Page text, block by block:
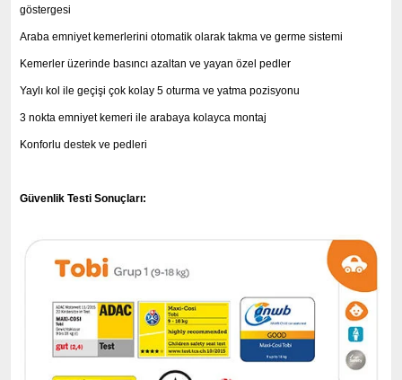
göstergesi
Araba emniyet kemerlerini otomatik olarak takma ve germe sistemi
Kemerler üzerinde basıncı azaltan ve yayan özel pedler
Yaylı kol ile geçişi çok kolay 5 oturma ve yatma pozisyonu
3 nokta emniyet kemeri ile arabaya kolayca montaj
Konforlu destek ve pedleri
Güvenlik Testi Sonuçları: